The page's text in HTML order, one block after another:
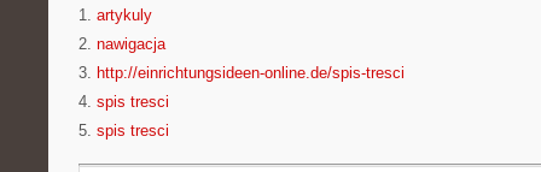
1. artykuly
2. nawigacja
3. http://einrichtungsideen-online.de/spis-tresci
4. spis tresci
5. spis tresci